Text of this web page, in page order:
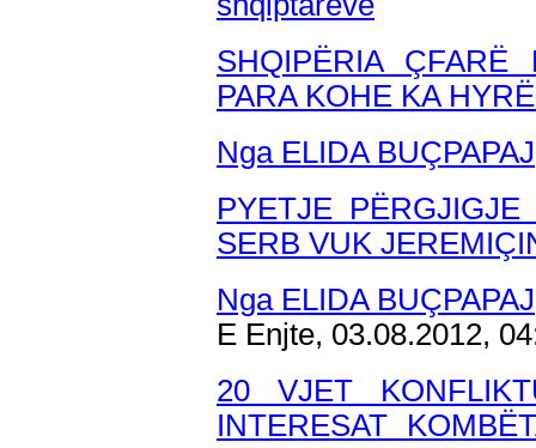
SHQIPËRIA
PARA KOHE KA
Nga ELIDA BUÇPAPAJ
PYETJE
SERB VUK
Nga ELIDA BUÇPAPAJ
E Enjte, 03.08.2012,
20 VJET
INTERESAT